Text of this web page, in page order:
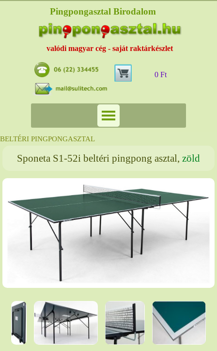
0 Ft
Pingpongasztal Birodalom
valódi magyar cég - saját raktárkészlet
BELTÉRI PINGPONGASZTAL
Sponeta S1-52i beltéri pingpong asztal, zöld